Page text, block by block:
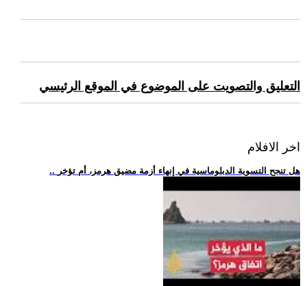
التعليق والتصويت على الموضوع في الموقع الرئيسي
اخر الافلام
.. هل تنجح التسوية الدبلوماسية في إنهاء أزمة مضيق هرمز، أم تؤخر